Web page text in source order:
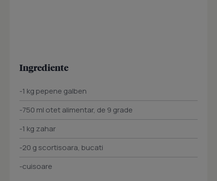
Ingrediente
-1 kg pepene galben
-750 ml otet alimentar, de 9 grade
-1 kg zahar
-20 g scortisoara, bucati
-cuisoare